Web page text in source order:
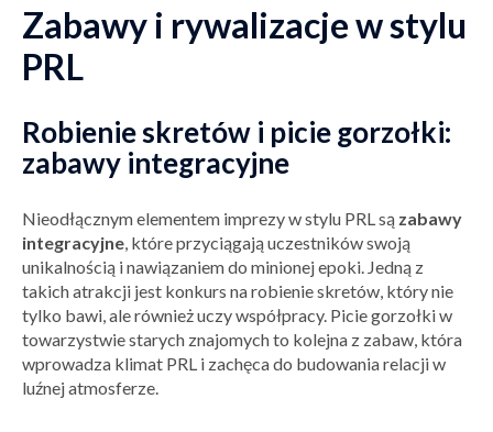
Zabawy i rywalizacje w stylu
PRL
Robienie skretów i picie gorzołki:
zabawy integracyjne
Nieodłącznym elementem imprezy w stylu PRL są zabawy
integracyjne, które przyciągają uczestników swoją
unikalnością i nawiązaniem do minionej epoki. Jedną z
takich atrakcji jest konkurs na robienie skretów, który nie
tylko bawi, ale również uczy współpracy. Picie gorzołki w
towarzystwie starych znajomych to kolejna z zabaw, która
wprowadza klimat PRL i zachęca do budowania relacji w
luźnej atmosferze.